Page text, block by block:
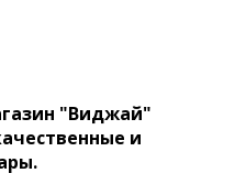
"Виджай"
и